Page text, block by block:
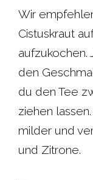
Wir
Cistuskraut
aufzukochen.
den
du den Tee
ziehen
milder und
und Zitrone.